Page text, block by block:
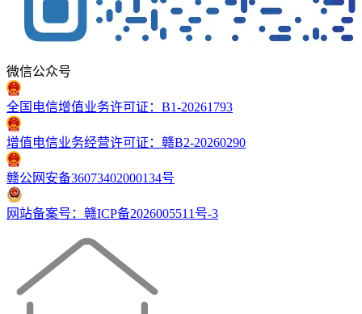
微信公众号
全国电信增值业务许可证：B1-20261793
增值电信业务经营许可证：赣B2-20260290
赣公网安备36073402000134号
网站备案号：赣ICP备2026005511号-3